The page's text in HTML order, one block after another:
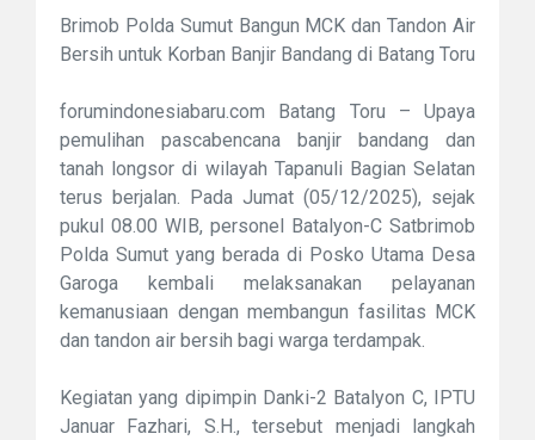
Brimob Polda Sumut Bangun MCK dan Tandon Air
Bersih untuk Korban Banjir Bandang di Batang Toru
forumindonesiabaru.com Batang Toru – Upaya
pemulihan pascabencana banjir bandang dan
tanah longsor di wilayah Tapanuli Bagian Selatan
terus berjalan. Pada Jumat (05/12/2025), sejak
pukul 08.00 WIB, personel Batalyon-C Satbrimob
Polda Sumut yang berada di Posko Utama Desa
Garoga kembali melaksanakan pelayanan
kemanusiaan dengan membangun fasilitas MCK
dan tandon air bersih bagi warga terdampak.
Kegiatan yang dipimpin Danki-2 Batalyon C, IPTU
Januar Fazhari, S.H., tersebut menjadi langkah